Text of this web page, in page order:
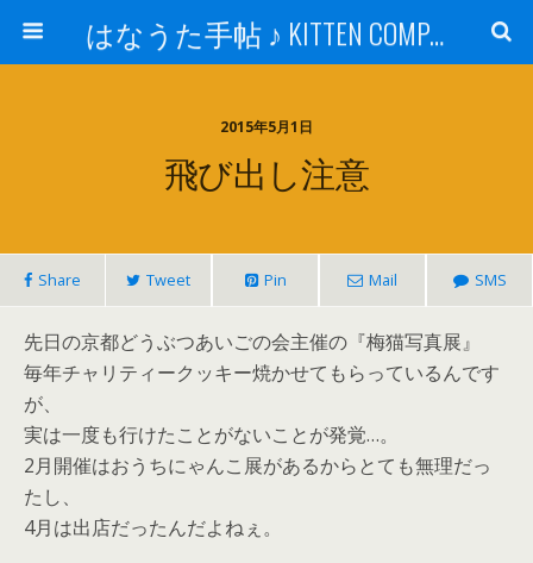
はなうた手帖 ♪ KITTEN COMPANY
2015年5月1日
飛び出し注意
Share Tweet Pin Mail SMS
先日の京都どうぶつあいごの会主催の『梅猫写真展』
毎年チャリティークッキー焼かせてもらっているんです
が、
実は一度も行けたことがないことが発覚…。
2月開催はおうちにゃんこ展があるからとても無理だっ
たし、
4月は出店だったんだよねぇ。